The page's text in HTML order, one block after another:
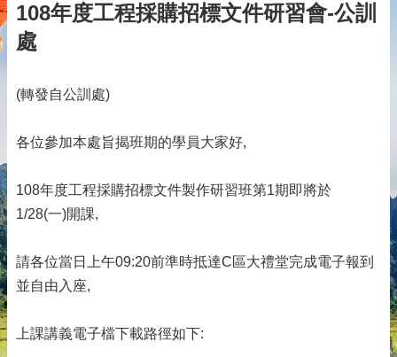
108年度工程採購招標文件研習會-公訓
處
(轉發自公訓處)
各位參加本處旨揭班期的學員大家好,
108年度工程採購招標文件製作研習班第1期即將於
1/28(一)開課,
請各位當日上午09:20前準時抵達C區大禮堂完成電子報到
並自由入座,
上課講義電子檔下載路徑如下: